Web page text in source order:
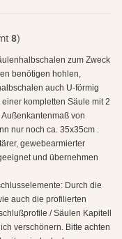
8)
zum Zweck
benötigen hohlen,
auch U-förmig
kompletten Säule mit 2
von
nur noch ca. 35x35cm .
gewebearmierter
und übernehmen
Durch die
auch die profilierten
/ Säulen Kapitell
verschönern. Bitte achten